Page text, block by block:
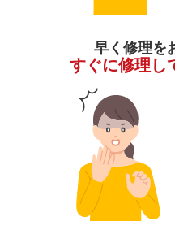
早く修理を
すぐに修理し